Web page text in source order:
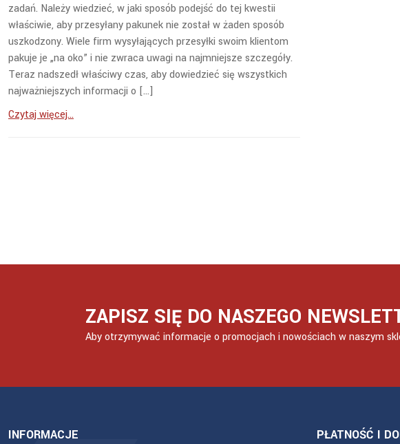
zadań. Należy wiedzieć, w jaki sposób podejść do tej kwestii
właściwie, aby przesyłany pakunek nie został w żaden sposób
uszkodzony. Wiele firm wysyłających przesyłki swoim klientom
pakuje je „na oko” i nie zwraca uwagi na najmniejsze szczegóły.
Teraz nadszedł właściwy czas, aby dowiedzieć się wszystkich
najważniejszych informacji o […]
Czytaj więcej...
ZAPISZ SIĘ DO NASZEGO
Aby otrzymywać informacje o promocjach i nowościach w naszym
INFORMACJE PŁATNOŚĆ I